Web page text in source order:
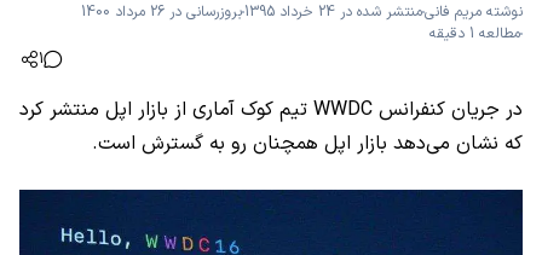
نوشته مریم فانیمنتشر شده در 24 خرداد 1395
بروزرسانی در 26 مرداد 1400
مطالعه 1 دقیقه
1
در جریان کنفرانس WWDC تیم کوک آماری از بازار اپل منتشر کرد
که نشان می‌دهد بازار اپل همچنان رو به گسترش است.